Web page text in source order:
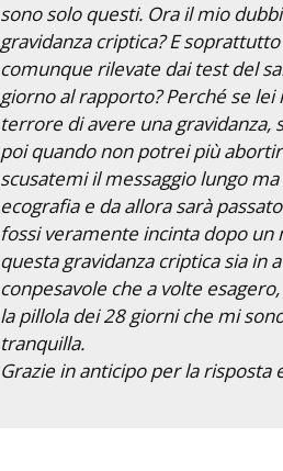
sono solo questi. Ora il mio
gravidanza criptica? E
comunque rilevate dai test del
giorno al rapporto? Perché se
terrore di avere una
poi quando non potrei più
scusatemi il messaggio lungo
ecografia e da allora sarà
fossi veramente incinta dopo un
questa gravidanza criptica sia in
conpesavole che a volte
la pillola dei 28 giorni che mi
tranquilla.
Grazie in anticipo per la risposta